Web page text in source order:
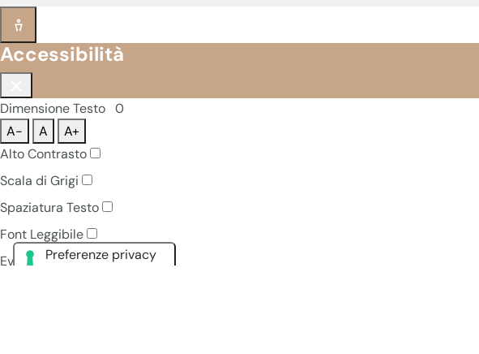
Accessibilità
Dimensione Testo 0
A-
A
A+
Alto Contrasto
Scala di Grigi
Spaziatura Testo
Font Leggibile
Evidenzia Link